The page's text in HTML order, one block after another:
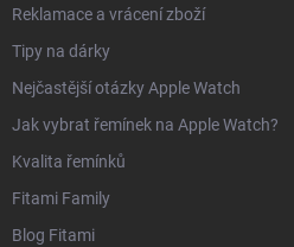
Reklamace a vrácení zboží
Tipy na dárky
Nejčastější otázky Apple Watch
Jak vybrat řemínek na Apple Watch?
Kvalita řemínků
Fitami Family
Blog Fitami